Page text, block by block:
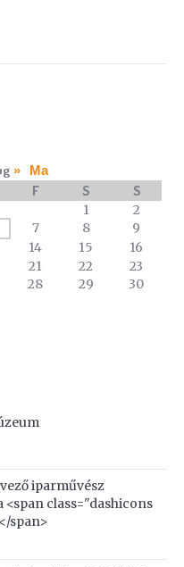
» Ma
F S S
1
2
7 8
9
14 15
16
21 22
23
28 29
30
iparművész
<span class="dashicons
span>